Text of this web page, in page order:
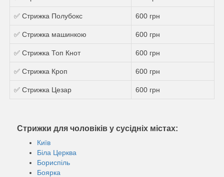
✅ Стрижка Полубокс 600 грн
✅ Стрижка машинкою 600 грн
✅ Стрижка Топ Кнот 600 грн
✅ Стрижка Кроп 600 грн
✅ Стрижка Цезар 600 грн
Стрижки для чоловіків у сусідніх містах:
Київ
Біла Церква
Бориспіль
Боярка